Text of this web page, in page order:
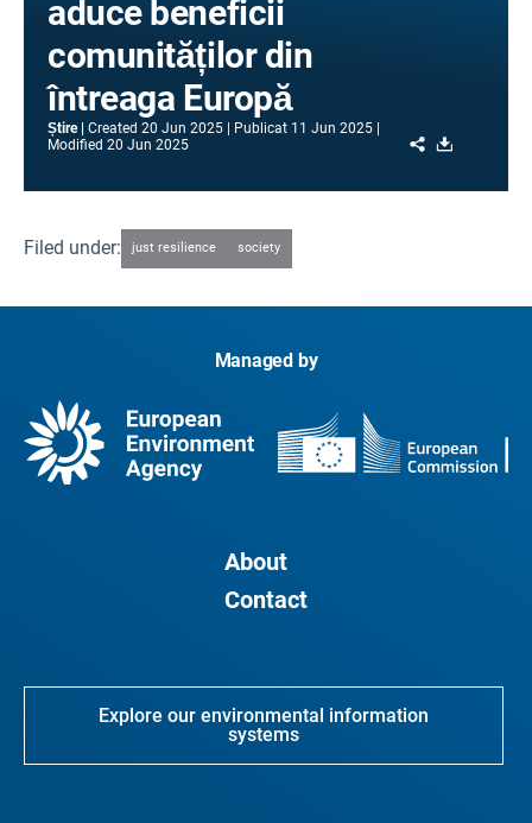
aduce beneficii
comunităților din
întreaga Europă
Știre Created 20 Jun 2025 Publicat 11 Jun 2025
Modified 20 Jun 2025 Share
Filed under: just resilience society
Managed by
About
Contact
Explore our environmental information
systems